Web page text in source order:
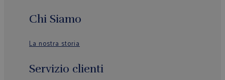
Chi Siamo
La nostra storia
Servizio clienti